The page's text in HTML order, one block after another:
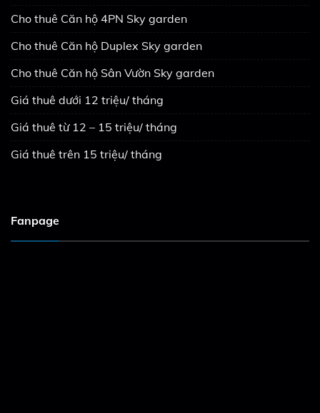
Cho thuê Căn hộ 4PN Sky garden
Cho thuê Căn hộ Duplex Sky garden
Cho thuê Căn hộ Sân Vườn Sky garden
Giá thuê dưới 12 triệu/ tháng
Giá thuê từ 12 – 15 triệu/ tháng
Giá thuê trên 15 triệu/ tháng
Fanpage